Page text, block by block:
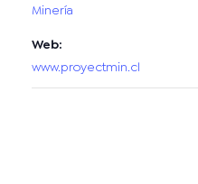
Minería
Web:
www.proyectmin.cl